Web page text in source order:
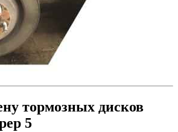
тормозных дисков
5